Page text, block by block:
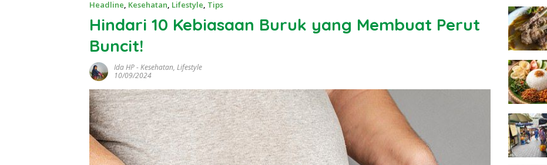
Headline, Kesehatan, Lifestyle, Tips
Hindari 10 Kebiasaan Buruk yang Membuat Perut
Buncit!
Ida HP-Kesehatan, Lifestyle
10/09/2024